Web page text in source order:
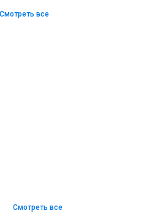
Смотреть все
Смотреть все